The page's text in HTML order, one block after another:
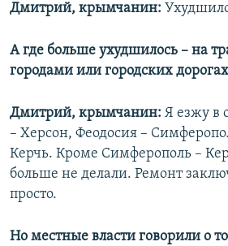
Дмитрий, крымчанин:
А где больше ухудшилось – ​на
городами или городских
Дмитрий, крымчанин: Я езжу в
– Херсон, Феодосия –
Керчь. Кроме Симферополь –
больше не делали. Ремонт
просто.
Но местные власти говорили о